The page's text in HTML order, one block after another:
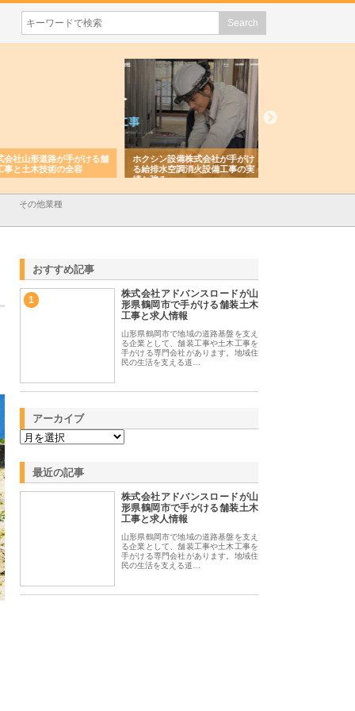
会社山形道路が手がける舗
事と土木技術の全容
ホクシン設備株式会社が手がけ
る給排水空調消火設備工事の実
績と強み
その他業種
おすすめ記事
1
株式会社アドバンスロードが山
形県鶴岡市で手がける舗装土木
工事と求人情報
山形県鶴岡市で地域の道路基盤を支え
る企業として、舗装工事や土木工事を
手がける専門会社があります。地域住
民の生活を支える道…
アーカイブ
最近の記事
株式会社アドバンスロードが山
形県鶴岡市で手がける舗装土木
工事と求人情報
山形県鶴岡市で地域の道路基盤を支え
る企業として、舗装工事や土木工事を
手がける専門会社があります。地域住
民の生活を支える道…